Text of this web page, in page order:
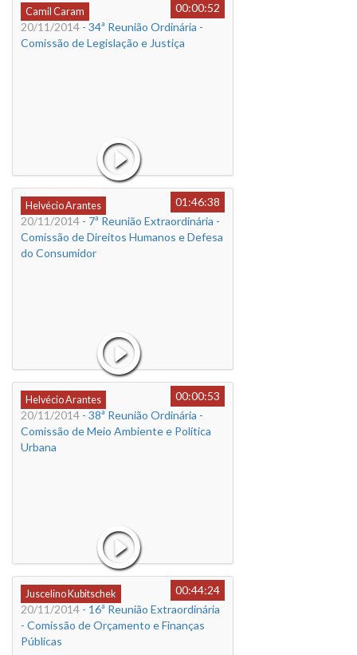
Camil Caram
00:00:52
20/11/2014 - 34ª Reunião Ordinária -
Comissão de Legislação e Justiça
Helvécio Arantes
01:46:38
20/11/2014 - 7ª Reunião Extraordinária -
Comissão de Direitos Humanos e Defesa
do Consumidor
Helvécio Arantes
00:00:53
20/11/2014 - 38ª Reunião Ordinária -
Comissão de Meio Ambiente e Política
Urbana
Juscelino Kubitschek
00:44:24
20/11/2014 - 16ª Reunião Extraordinária
- Comissão de Orçamento e Finanças
Públicas